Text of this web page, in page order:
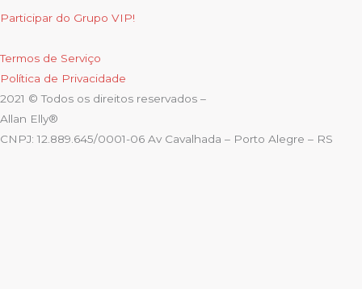
Participar do Grupo VIP!
Termos de Serviço
Política de Privacidade
2021 © Todos os direitos reservados –
Allan Elly®
CNPJ: 12.889.645/0001-06 Av Cavalhada – Porto Alegre – RS